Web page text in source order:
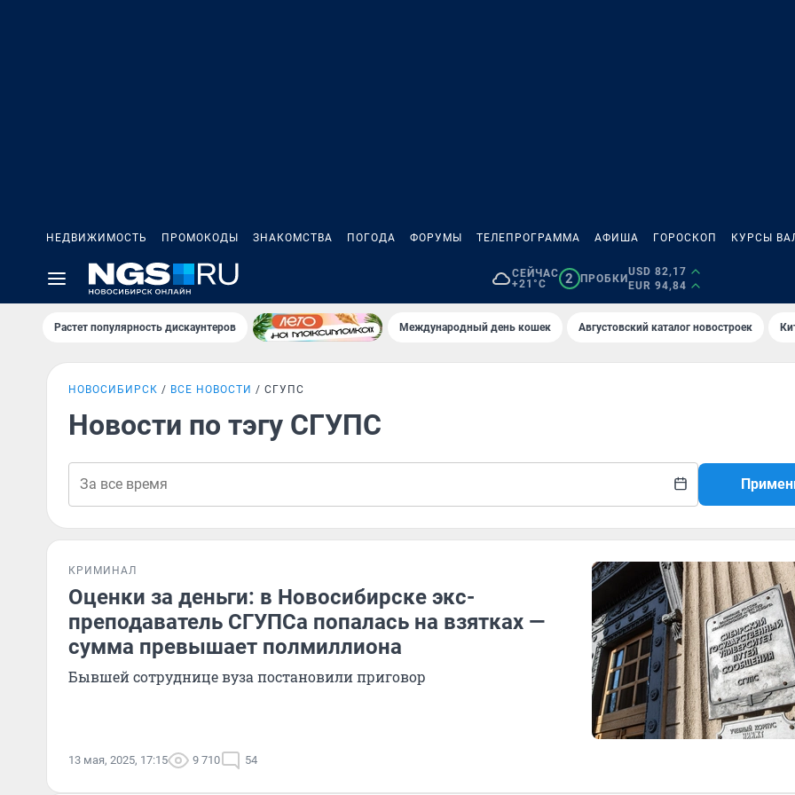
НЕДВИЖИМОСТЬ ПРОМОКОДЫ ЗНАКОМСТВА ПОГОДА ФОРУМЫ ТЕЛЕПРОГРАММА АФИША ГОРОСКОП КУРСЫ
СЕЙЧАС
+21°C
2 ПРОБКИ
USD 82,17
EUR 94,84
Растет популярность дискаунтеров Международный день кошек Августовский каталог новостроек
НОВОСИБИРСК ВСЕ НОВОСТИ СГУПС
Новости по тэгу СГУПС
КРИМИНАЛ
Оценки за деньги: в Новосибирске экс-
преподаватель СГУПСа попалась на взятках —
сумма превышает полмиллиона
Бывшей сотруднице вуза постановили приговор
13 мая, 2025, 17:15 9 710 54